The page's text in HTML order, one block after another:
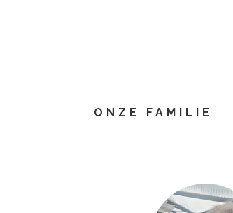
ONZE FAMILIE